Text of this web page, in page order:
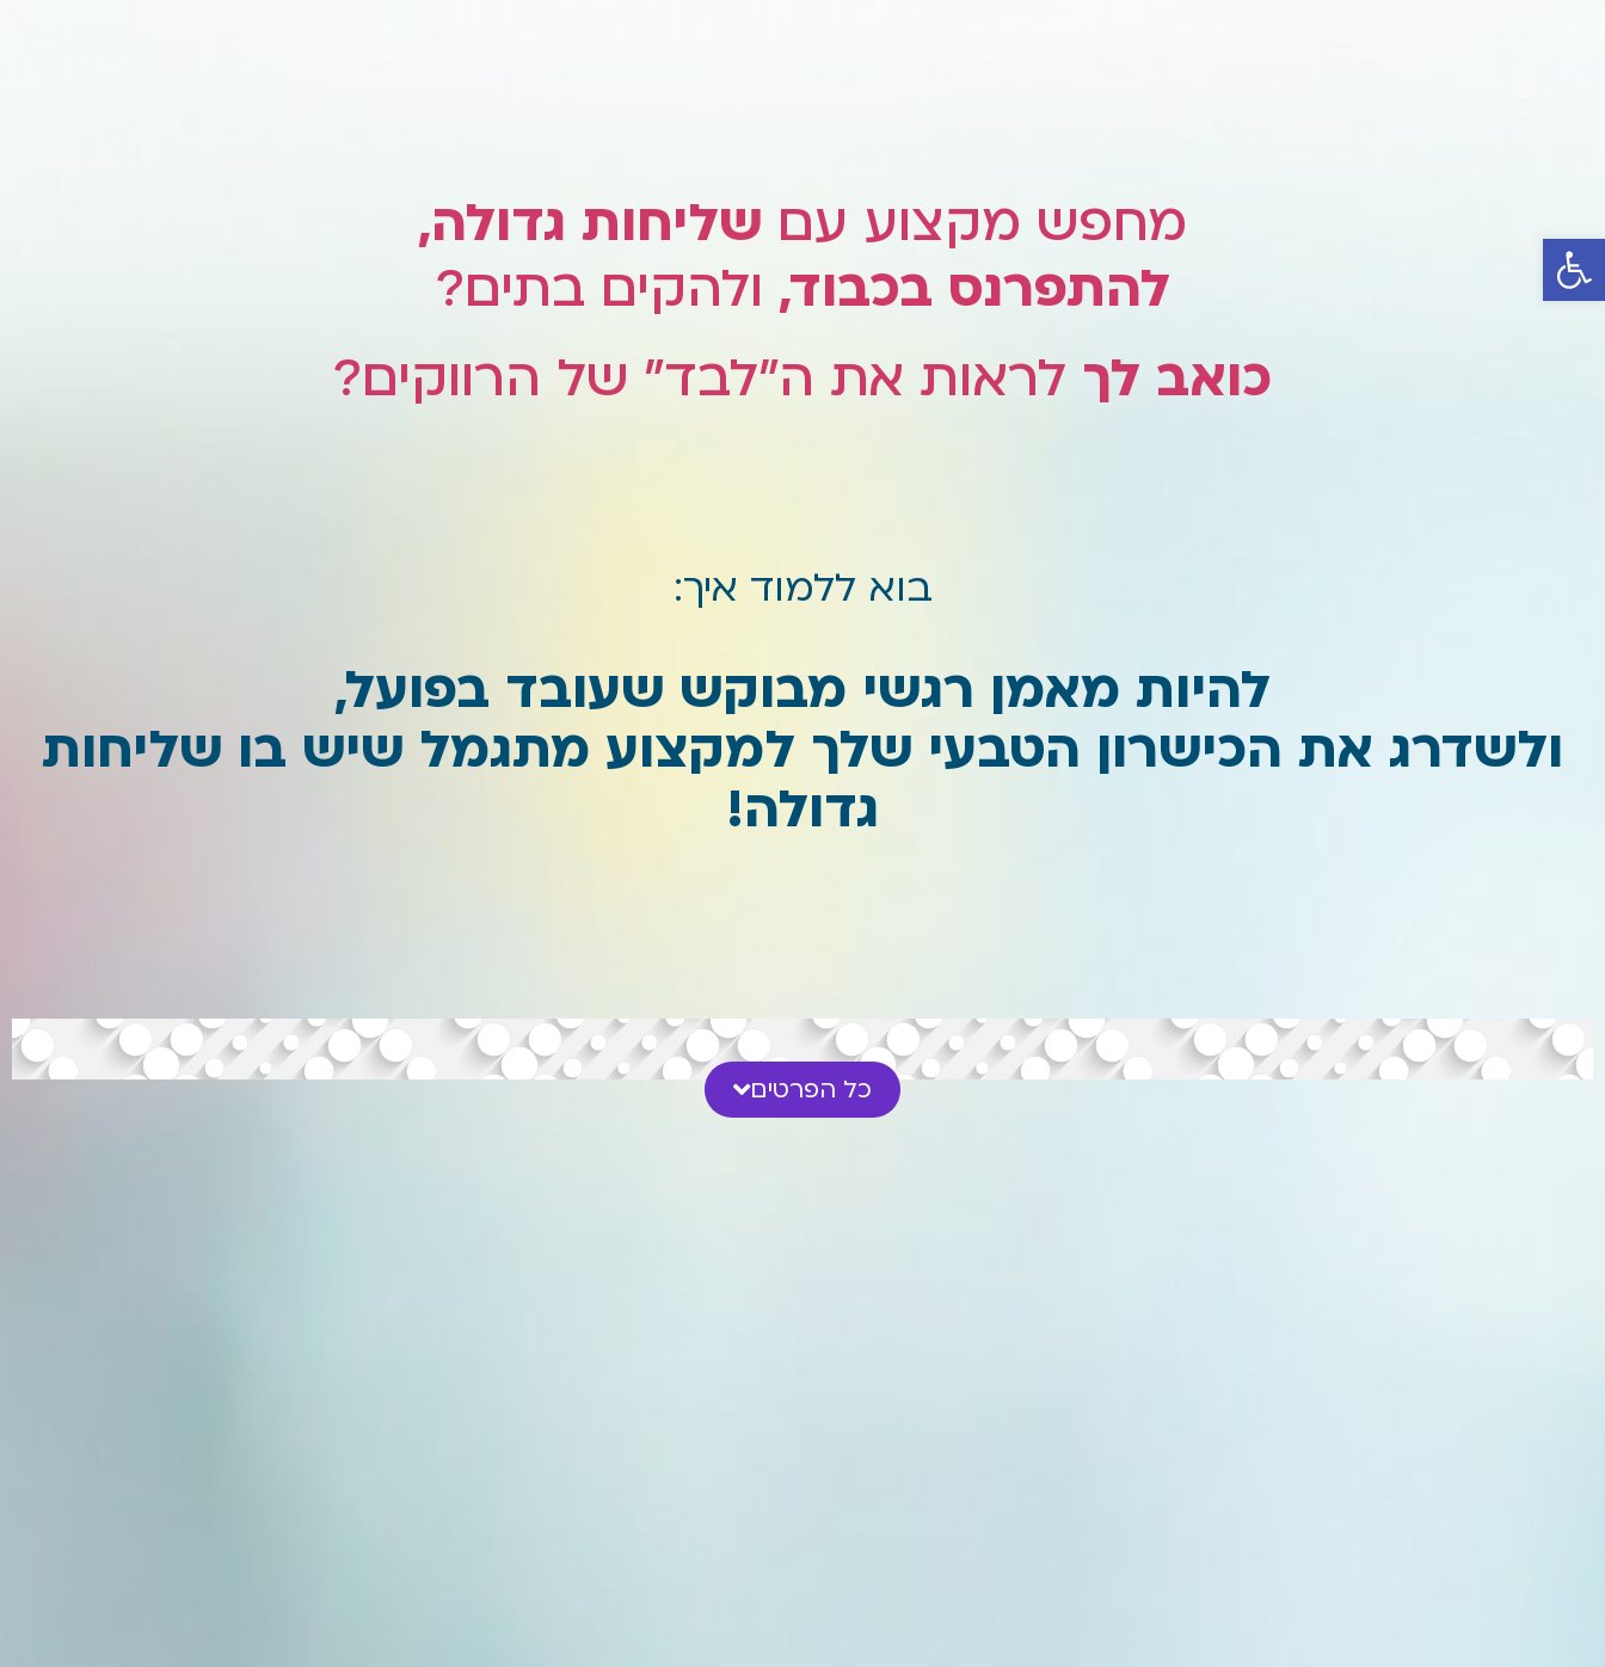
פתח סרגל נגישות מחפש מקצוע עם שליחות גדולה,
להתפרנס בכבוד, ולהקים בתים?
כואב לך לראות את ה"לבד" של הרווקים?
בוא ללמוד איך:
להיות מאמן רגשי מבוקש שעובד בפועל,
ולשדרג את הכישרון הטבעי שלך למקצוע מתגמל שיש בו שליחות
גדולה!
כל הפרטים